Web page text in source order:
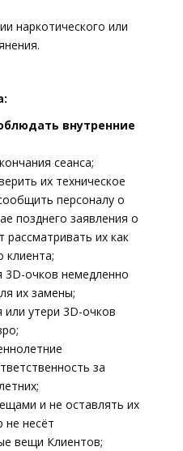
наркотического или
внутренние
сеанса;
их техническое
персоналу о
позднего заявления о
рассматривать их как
клиента;
3D-очков немедленно
их замены;
или утери 3D-очков
за
и не оставлять их
не несёт
вещи Клиентов;